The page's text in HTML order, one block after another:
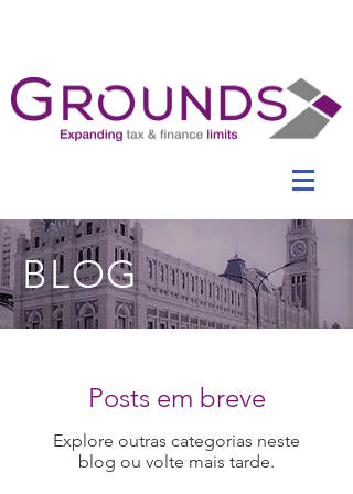
BLOG
Posts em breve
Explore outras categorias neste
blog ou volte mais tarde.